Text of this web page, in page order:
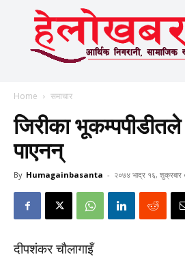
Home समाचार
जिरीका
पाएनन्
By Humagainbasanta - २०७४ भाद्र १६, शुक्रबार
दीपशंकर चौलागाइँ